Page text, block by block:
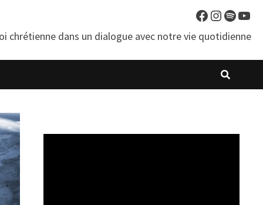
Facebook
chrétienne dans un dialogue avec notre vie quotidienne